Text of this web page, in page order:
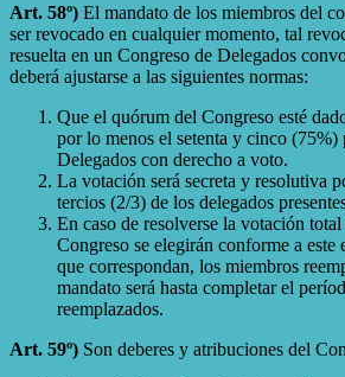
Art. 58º) El mandato de los miembros del
ser revocado en cualquier momento, tal
resuelta en un Congreso de Delegados
deberá ajustarse a las siguientes normas:
Que el quórum del Congreso esté
por lo menos el setenta y cinco (75%)
Delegados con derecho a voto.
La votación será secreta y resolutiva
tercios (2/3) de los delegados
En caso de resolverse la votación
Congreso se elegirán conforme a este
que correspondan, los miembros
mandato será hasta completar el
reemplazados.
Art. 59º) Son deberes y atribuciones del